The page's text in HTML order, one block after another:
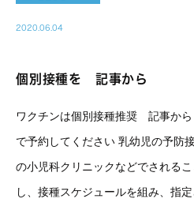
2020.06.04
個別接種を 記事から
ワクチンは個別接種推奨 記事か
で予約してください 乳幼児の予防
の小児科クリニックなどでされる
し、接種スケジュールを組み、指